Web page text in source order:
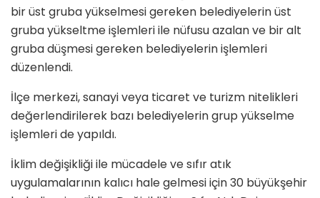
bir üst gruba yükselmesi gereken belediyelerin üst
gruba yükseltme işlemleri ile nüfusu azalan ve bir alt
gruba düşmesi gereken belediyelerin işlemleri
düzenlendi.
İlçe merkezi, sanayi veya ticaret ve turizm nitelikleri
değerlendirilerek bazı belediyelerin grup yükselme
işlemleri de yapıldı.
İklim değişikliği ile mücadele ve sıfır atık
uygulamalarının kalıcı hale gelmesi için 30 büyükşehir